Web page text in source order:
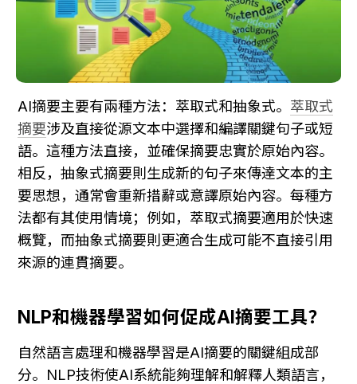
AI摘要主要有兩種方法：萃取式和抽象式。 萃取式
摘要涉及直接從源文本中選擇和編譯關鍵句子或短
語。這種方法直接，並確保摘要忠實於原始內容。
相反，抽象式摘要則生成新的句子來傳達文本的主
要思想，通常會重新措辭或意譯原始內容。每種方
法都有其使用情境；例如，萃取式摘要適用於快速
概覽，而抽象式摘要則更適合生成可能不直接引用
來源的連貫摘要。
NLP和機器學習如何促成AI摘要工具？
自然語言處理和機器學習是AI摘要的關鍵組成部
分。NLP技術使AI系統能夠理解和解釋人類語言，